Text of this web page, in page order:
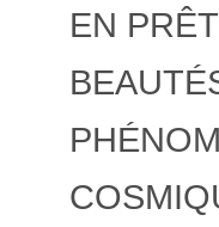
EN